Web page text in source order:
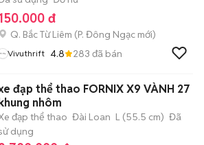
đ
Q. Bắc Từ Liêm (P. Đông Ngạc mới)
Vivuthrift 4.8 283 đã bán
đạp thể thao FORNIX X9 VÀNH 27
khung nhôm
đạp thể thao Đài Loan L (55.5 cm) Đã
dụng